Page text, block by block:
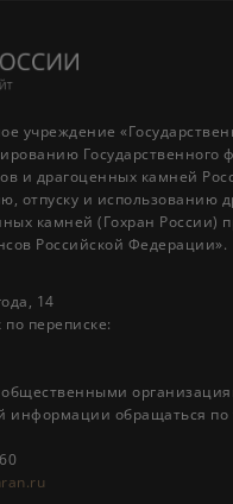
учреждение
Государственного
и драгоценных камней
отпуску и использованию
камней (Гохран России)
Российской Федерации».
14
переписке:
общественными
информации обращаться по